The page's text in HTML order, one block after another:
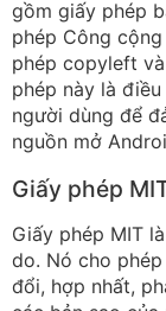
gồm giấy phép
phép Công
phép copyleft
phép này là
người dùng để
nguồn mở
Giấy phép
Giấy phép MIT
do. Nó cho
đổi, hợp nhất,